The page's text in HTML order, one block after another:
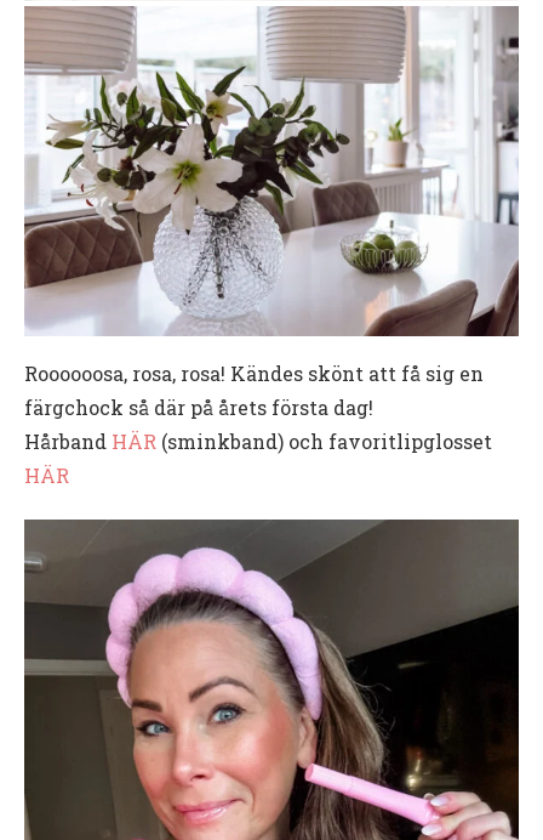
Roooooosa, rosa, rosa! Kändes skönt att få sig en
färgchock så där på årets första dag!
Hårband HÄR (sminkband) och favoritlipglosset
HÄR